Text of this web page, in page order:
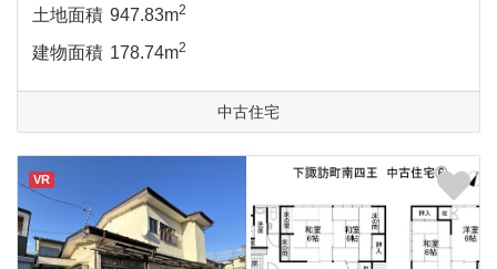
土地面積 947.83m2
建物面積 178.74m2
中古住宅
VR